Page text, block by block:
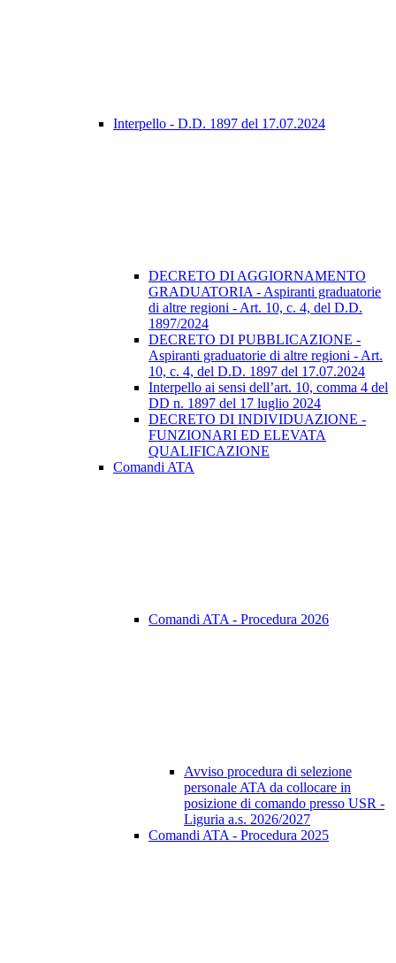
Interpello - D.D. 1897 del 17.07.2024
DECRETO DI AGGIORNAMENTO
GRADUATORIA - Aspiranti graduatorie
di altre regioni - Art. 10, c. 4, del D.D.
1897/2024
DECRETO DI PUBBLICAZIONE -
Aspiranti graduatorie di altre regioni - Art.
10, c. 4, del D.D. 1897 del 17.07.2024
Interpello ai sensi dell’art. 10, comma 4 del
DD n. 1897 del 17 luglio 2024
DECRETO DI INDIVIDUAZIONE -
FUNZIONARI ED ELEVATA
QUALIFICAZIONE
Comandi ATA
Comandi ATA - Procedura 2026
Avviso procedura di selezione
personale ATA da collocare in
posizione di comando presso USR -
Liguria a.s. 2026/2027
Comandi ATA - Procedura 2025